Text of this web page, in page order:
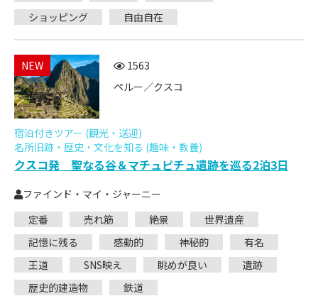
ショッピング
自由自在
NEW
1563
ペルー／クスコ
宿泊付きツアー (観光・送迎)
名所旧跡・歴史・文化を知る (趣味・教養)
クスコ発 聖なる谷＆マチュピチュ遺跡を巡る2泊3日
ファインド・マイ・ジャーニー
定番
売れ筋 絶景
世界遺産
記憶に残る
感動的 神秘的
有名
王道
SNS映え 眺めが良い
遺跡
歴史的建造物
鉄道